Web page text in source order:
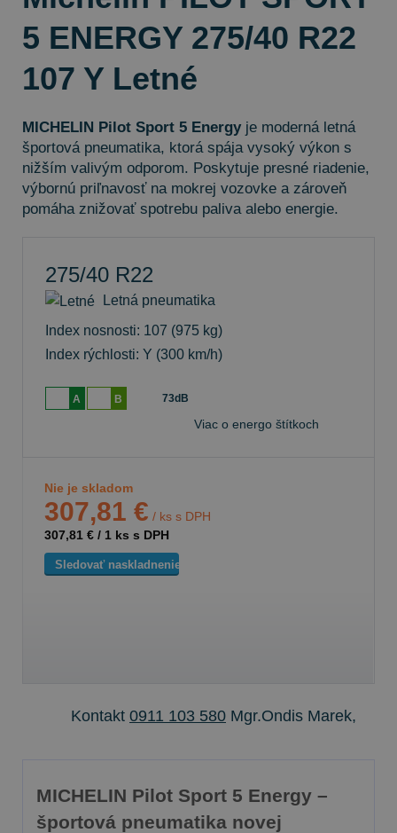
5 ENERGY 275/40 R22
107 Y Letné
MICHELIN Pilot Sport 5 Energy je moderná letná
športová pneumatika, ktorá spája vysoký výkon s
nižším valivým odporom. Poskytuje presné riadenie,
výbornú priľnavosť na mokrej vozovke a zároveň
pomáha znižovať spotrebu paliva alebo energie.
275/40 R22
Letná pneumatika
Index nosnosti: 107 (975 kg)
Index rýchlosti: Y (300 km/h)
A B 73dB
Viac o energo štítkoch
Nie je skladom
307,81 € / ks s DPH
307,81 € / 1 ks s DPH
Sledovať naskladnenie
Kontakt 0911 103 580 Mgr.Ondis Marek,
MICHELIN Pilot Sport 5 Energy –
športová pneumatika novej